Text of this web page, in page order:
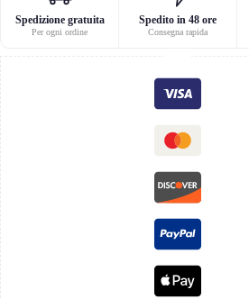
Spedizione gratuita
Per ogni ordine
Spedito in 48 ore
Consegna rapida